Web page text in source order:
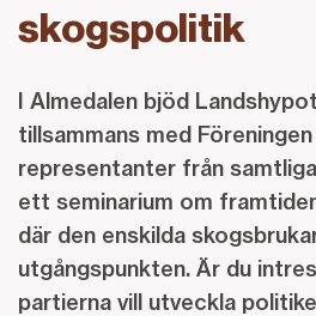
skogspolitik
I Almedalen bjöd
tillsammans med
representanter från
ett seminarium om
där den enskilda
utgångspunkten. Är du
partierna vill utveckla